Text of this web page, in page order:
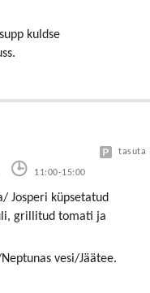
kuldse
11:00-15:00
tasuta
Josperi küpsetatud
grillitud tomati ja
vesi/Jäätee.